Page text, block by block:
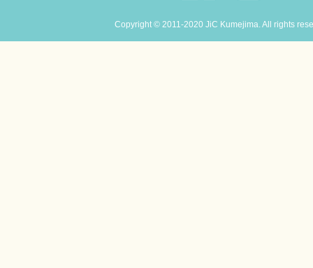
Copyright © 2011-2020 JiC Kumejima. All rights